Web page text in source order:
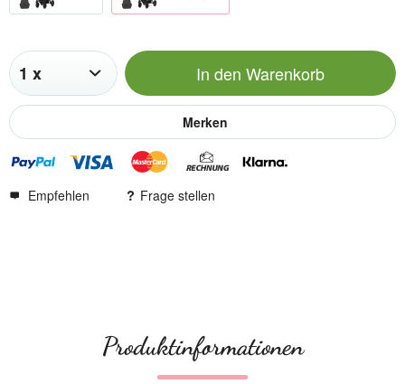
In den Warenkorb
Merken
Empfehlen Frage stellen
Produktinformationen